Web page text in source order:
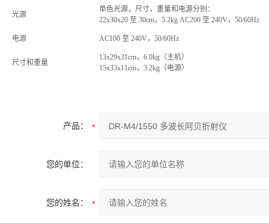
光源
单色光源，尺寸，重量和电源分别：
22x30x20 至 30cm，5.2kg AC200 至 240V，50/60Hz
电源 AC100 至 240V，50/60Hz
尺寸和重量
13x29x31cm，6.0kg（主机）
15x33x11cm，3.2kg（电源）
产品：
您的单位：
您的姓名：